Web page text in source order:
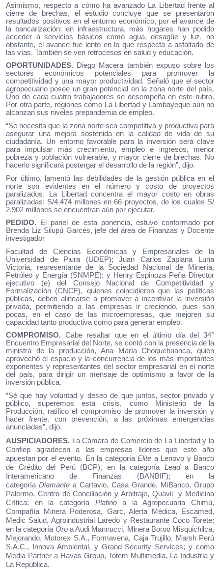
Asimismo, respecto a cómo ha avanzado La Libertad frente al
cierre de brechas, el estudio concluye que se presentaron
resultados positivos en el entorno económico, por el avance de
la bancarización; en infraestructura, más hogares han podido
acceder a servicios básicos como agua, desagüe y luz, no
obstante, el avance fue lento en lo que respecta a asfaltado de
las vías. También se ven retrocesos en salud y educación.
OPORTUNIDADES.
Diego Macera también expuso sobre los
sectores económicos potenciales para promover la
competitividad y una mayor productividad. Señaló que el sector
agropecuario posee un gran potencial en la zona norte del país.
Uno de cada cuatro trabajadores se desempeña en este rubro.
Por otra parte, regiones como La Libertad y Lambayeque aún no
alcanzan sus niveles prepandemia de empleo.
“Se necesita que la zona norte sea competitiva y productiva para
asegurar una mejora sostenida en la calidad de vida de su
ciudadanía. Un entorno favorable para la inversión será clave
para impulsar más crecimiento, empleo e ingresos, menor
pobreza y población vulnerable, y mayor cierre de brechas. No
hacerlo significará postergar el desarrollo de la región”, dijo.
Por último, lamentó las debilidades de la gestión pública en el
norte son evidentes en el número y costo de proyectos
paralizados. La Libertad concentra el mayor costo en obras
paralizadas: S/4,474 millones en 66 proyectos, de los cuales S/
2,902 millones se encuentran aún por ejecutar.
PEDIDO. El panel de esta ponencia, estuvo conformado por
Brenda Liz Silupú Garcés, jefe del área de Finanzas y Docente
investigador
Facultad de Ciencias Económicas y Empresariales de la
Universidad de Piura (UDEP); Juan Carlos Zaplana Luna
Victoria, representante de la Sociedad Nacional de Minería,
Petróleo y Energía (SNMPE); y Henry Espinoza Peña Director
ejecutivo (e) del Consejo Nacional de Competitividad y
Formalización (CNCF), quienes coincidieron que las políticas
públicas, deben alinearse a promover a incentivar la inversión
privada, permitiendo a las empresas ir creciendo, pues son
pocas, en el caso de las microempresas, que mejoren su
capacidad tanto productiva como para generar empleo.
COMPROMISO. Cabe resaltar que en el último día del 34°
Encuentro Empresarial del Norte, se contó con la presencia de la
ministra de la producción, Ana María Choquehuanca, quien
aprovechó el espacio y la concurrencia de los más importantes
exponentes y representantes del sector empresarial en el norte
del país, para dirigir un mensaje de optimismo a favor de la
inversión pública.
“Sé que hay voluntad y deseo de que juntos, sector privado y
público, superemos esta crisis, como Ministerio de la
Producción, ratifico el compromiso de promover la inversión y
hacer frente, con prevención, a las próximas emergencias
anunciadas”, dijo.
AUSPICIADORES.
La Cámara de Comercio de La Libertad y la
Confiep agradecen a las empresas líderes que este año
apuestan por el evento. En la categoríaElite a Lenovo y Banco
de Crédito del Perú (BCP), en la categoría Leada Banco
Interamericano de Finanzas (BANBIF); en la
categoría Diamante a Cartavio, Casa Grande, MiBanco, Grupo
Palermo, Centro de Conciliación y Arbitraje, Quavii y Medicina
Crítica; en la categoría Platinoa la Agropecuaria Chimú,
Compañía Minera Poderosa, Garc, Alerta Médica, Escamed,
Medic Salud, Agroindustrial Laredo y Restaurante Coco Torete;
en la categoría Oroa Audi Mannucci, Minera Boroo Misquichilca,
Mejorando, Motorex S.A., Formavena, Caja Trujillo, Marsh Perú
S.A.C., Innova Ambiental, y Grand Security Services; y como
Media Partner a Havas Group, Totem Multimedia, La Industria y
La República.